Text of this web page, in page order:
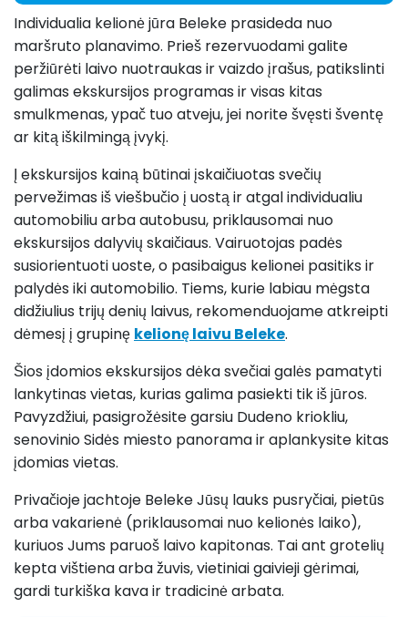
Individualia kelionė jūra Beleke prasideda nuo
maršruto planavimo. Prieš rezervuodami galite
peržiūrėti laivo nuotraukas ir vaizdo įrašus, patikslinti
galimas ekskursijos programas ir visas kitas
smulkmenas, ypač tuo atveju, jei norite švęsti šventę
ar kitą iškilmingą įvykį.
Į ekskursijos kainą būtinai įskaičiuotas svečių
pervežimas iš viešbučio į uostą ir atgal individualiu
automobiliu arba autobusu, priklausomai nuo
ekskursijos dalyvių skaičiaus. Vairuotojas padės
susiorientuoti uoste, o pasibaigus kelionei pasitiks ir
palydės iki automobilio. Tiems, kurie labiau mėgsta
didžiulius trijų denių laivus, rekomenduojame atkreipti
dėmesį į grupinę kelionę laivu Beleke.
Šios įdomios ekskursijos dėka svečiai galės pamatyti
lankytinas vietas, kurias galima pasiekti tik iš jūros.
Pavyzdžiui, pasigrožėsite garsiu Dudeno kriokliu,
senovinio Sidės miesto panorama ir aplankysite kitas
įdomias vietas.
Privačioje jachtoje Beleke Jūsų lauks pusryčiai, pietūs
arba vakarienė (priklausomai nuo kelionės laiko),
kuriuos Jums paruoš laivo kapitonas. Tai ant grotelių
kepta vištiena arba žuvis, vietiniai gaivieji gėrimai,
gardi turkiška kava ir tradicinė arbata.